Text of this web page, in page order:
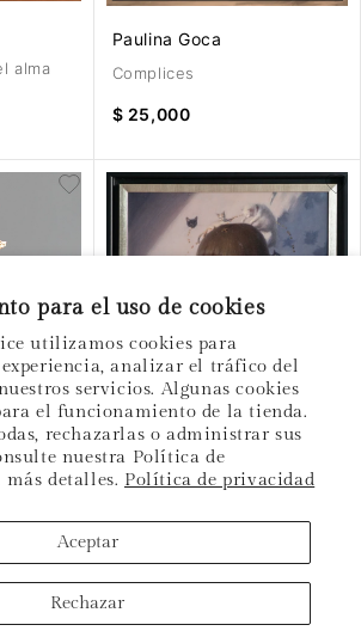
para el uso de cookies
utilizamos cookies para
analizar el tráfico del
servicios. Algunas cookies
el funcionamiento de la tienda.
rechazarlas o administrar sus
nuestra Política de
detalles. Política de privacidad
Aceptar
Rechazar
alma
Paulina Goca
Complices
$ 25,000
VER OBRA
Rita Vega
Acompañados, cada uno en
su camino
VENDIDO